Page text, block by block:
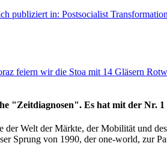
publiziert in: Postsocialist
feiern wir die Stoa mit 14 Gläsern
"Zeitdiagnosen". Es hat mit der Nr.
Welt der Märkte, der Mobilität und
Sprung von 1990, der one-world, zur